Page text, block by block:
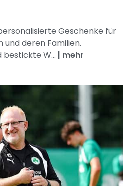
Geschenke für
deren Familien.
W... | mehr